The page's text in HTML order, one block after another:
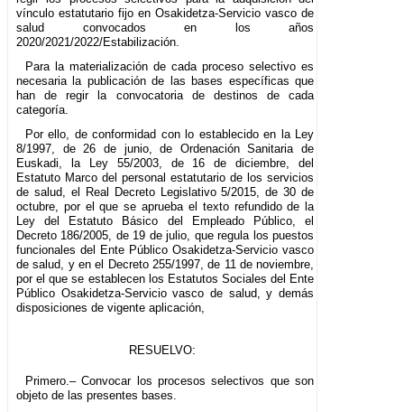
vínculo estatutario fijo en Osakidetza-Servicio vasco de
salud convocados en los años
2020/2021/2022/Estabilización.
Para la materialización de cada proceso selectivo es
necesaria la publicación de las bases específicas que
han de regir la convocatoria de destinos de cada
categoría.
Por ello, de conformidad con lo establecido en la Ley
8/1997, de 26 de junio, de Ordenación Sanitaria de
Euskadi, la Ley 55/2003, de 16 de diciembre, del
Estatuto Marco del personal estatutario de los servicios
de salud, el Real Decreto Legislativo 5/2015, de 30 de
octubre, por el que se aprueba el texto refundido de la
Ley del Estatuto Básico del Empleado Público, el
Decreto 186/2005, de 19 de julio, que regula los puestos
funcionales del Ente Público Osakidetza-Servicio vasco
de salud, y en el Decreto 255/1997, de 11 de noviembre,
por el que se establecen los Estatutos Sociales del Ente
Público Osakidetza-Servicio vasco de salud, y demás
disposiciones de vigente aplicación,
RESUELVO:
Primero.– Convocar los procesos selectivos que son
objeto de las presentes bases.